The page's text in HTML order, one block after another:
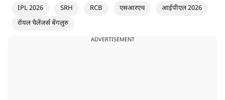
IPL 2026 SRH RCB एसआरएच
आईपीएल 2026
रॉयल चैलेंजर्स बेंगलुरु
ADVERTISEMENT